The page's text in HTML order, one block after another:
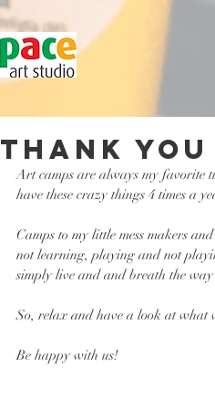
Thank you
Art camps are always my favorite
have these crazy things 4 times a
Camps to my little mess makers
not learning, playing and not
simply live and and breath the
So, relax and have a look at what
Be happy with us!